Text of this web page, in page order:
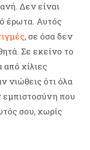
Δεν είναι
έρωτα. Αυτός
, σε όσα δεν
Σε εκείνο το
χίλιες
νιώθεις ότι όλα
εμπιστοσύνη που
σου, χωρίς